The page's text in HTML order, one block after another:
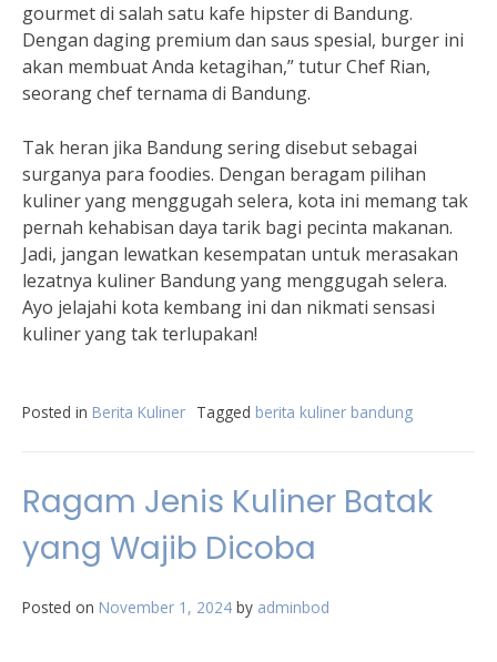
gourmet di salah satu kafe hipster di Bandung.
Dengan daging premium dan saus spesial, burger ini
akan membuat Anda ketagihan,” tutur Chef Rian,
seorang chef ternama di Bandung.
Tak heran jika Bandung sering disebut sebagai
surganya para foodies. Dengan beragam pilihan
kuliner yang menggugah selera, kota ini memang tak
pernah kehabisan daya tarik bagi pecinta makanan.
Jadi, jangan lewatkan kesempatan untuk merasakan
lezatnya kuliner Bandung yang menggugah selera.
Ayo jelajahi kota kembang ini dan nikmati sensasi
kuliner yang tak terlupakan!
Posted in Berita Kuliner Tagged berita kuliner bandung
Ragam Jenis Kuliner Batak
yang Wajib Dicoba
Posted on November 1, 2024 by adminbod